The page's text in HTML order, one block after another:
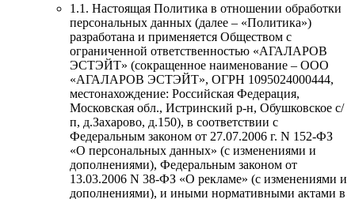
1.1. Настоящая Политика в отношении обработки
персональных данных (далее – «Политика»)
разработана и применяется Обществом с
ограниченной ответственностью «АГАЛАРОВ
ЭСТЭЙТ» (сокращенное наименование – ООО
«АГАЛАРОВ ЭСТЭЙТ», ОГРН 1095024000444,
местонахождение: Российская Федерация,
Московская обл., Истринский р-н, Обушковское с/
п, д.Захарово, д.150), в соответствии с
Федеральным законом от 27.07.2006 г. N 152-ФЗ
«О персональных данных» (с изменениями и
дополнениями), Федеральным законом от
13.03.2006 N 38-ФЗ «О рекламе» (с изменениями и
дополнениями), и иными нормативными актами в